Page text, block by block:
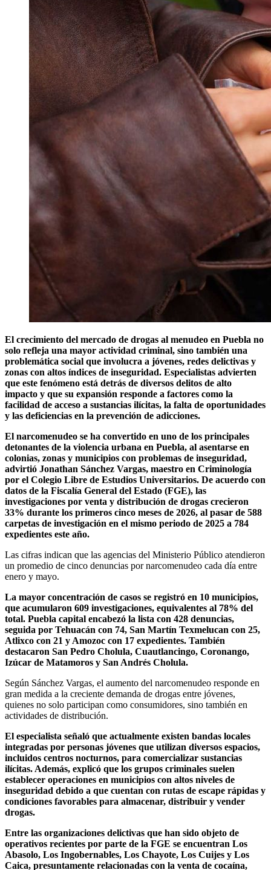
El crecimiento del mercado de drogas al menudeo en Puebla no
solo refleja una mayor actividad criminal, sino también una
problemática social que involucra a jóvenes, redes delictivas y
zonas con altos índices de inseguridad. Especialistas advierten
que este fenómeno está detrás de diversos delitos de alto
impacto y que su expansión responde a factores como la
facilidad de acceso a sustancias ilícitas, la falta de oportunidades
y las deficiencias en la prevención de adicciones.
El narcomenudeo se ha convertido en uno de los principales
detonantes de la violencia urbana en Puebla, al asentarse en
colonias, zonas y municipios con problemas de inseguridad,
advirtió Jonathan Sánchez Vargas, maestro en Criminología
por el Colegio Libre de Estudios Universitarios. De acuerdo con
datos de la Fiscalía General del Estado (FGE), las
investigaciones por venta y distribución de drogas crecieron
33% durante los primeros cinco meses de 2026, al pasar de 588
carpetas de investigación en el mismo periodo de 2025 a 784
expedientes este año.
Las cifras indican que las agencias del Ministerio Público atendieron
un promedio de cinco denuncias por narcomenudeo cada día entre
enero y mayo.
La mayor concentración de casos se registró en 10 municipios,
que acumularon 609 investigaciones, equivalentes al 78% del
total. Puebla capital encabezó la lista con 428 denuncias,
seguida por Tehuacán con 74, San Martín Texmelucan con 25,
Atlixco con 21 y Amozoc con 17 expedientes. También
destacaron San Pedro Cholula, Cuautlancingo, Coronango,
Izúcar de Matamoros y San Andrés Cholula.
Según Sánchez Vargas, el aumento del narcomenudeo responde en
gran medida a la creciente demanda de drogas entre jóvenes,
quienes no solo participan como consumidores, sino también en
actividades de distribución.
El especialista señaló que actualmente existen bandas locales
integradas por personas jóvenes que utilizan diversos espacios,
incluidos centros nocturnos, para comercializar sustancias
ilícitas. Además, explicó que los grupos criminales suelen
establecer operaciones en municipios con altos niveles de
inseguridad debido a que cuentan con rutas de escape rápidas y
condiciones favorables para almacenar, distribuir y vender
drogas.
Entre las organizaciones delictivas que han sido objeto de
operativos recientes por parte de la FGE se encuentran Los
Abasolo, Los Ingobernables, Los Chayote, Los Cuijes y Los
Caica, presuntamente relacionadas con la venta de cocaína,